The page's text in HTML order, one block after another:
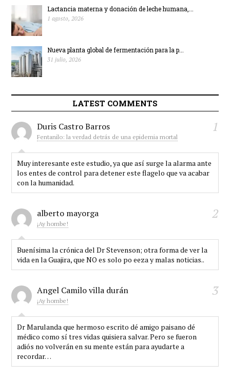
Lactancia materna y donación de leche humana,...
1 agosto, 2026
Nueva planta global de fermentación para la p...
31 julio, 2026
LATEST COMMENTS
Duris Castro Barros 1
Fentanilo: la verdad detrás de una epidemia mortal
Muy interesante este estudio, ya que así surge la alarma ante
los entes de control para detener este flagelo que va acabar
con la humanidad.
alberto mayorga 2
¡Ay hombe!
Buenísima la crónica del Dr Stevenson; otra forma de ver la
vida en la Guajira, que NO es solo po eeza y malas noticias..
Angel Camilo villa durán 3
¡Ay hombe!
Dr Marulanda que hermoso escrito dé amigo paisano dé
médico como sí tres vidas quisiera salvar. Pero se fueron
adiós no volverán en su mente están para ayudarte a
recordar…